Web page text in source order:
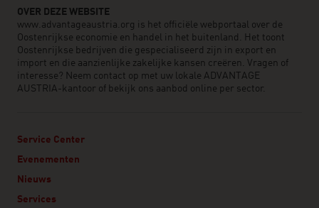
OVER DEZE WEBSITE
www.advantageaustria.org is het officiële webportaal over de
Oostenrijkse economie en handel in het buitenland. Het toont
Oostenrijkse bedrijven die gespecialiseerd zijn in export en
import en die aanzienlijke zakelijke kansen creëren. Vragen of
interesse? Neem contact op met uw lokale ADVANTAGE
AUSTRIA-kantoor of bekijk ons aanbod online per sector.
Service Center
Evenementen
Nieuws
Services